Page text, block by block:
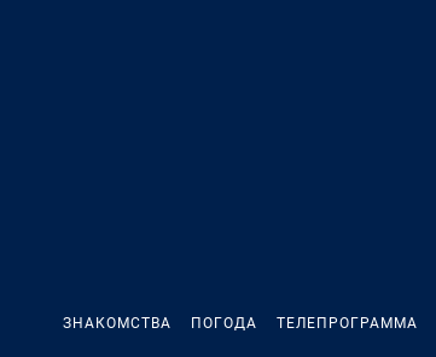
ЗНАКОМСТВА ПОГОДА ТЕЛЕПРОГРАММА